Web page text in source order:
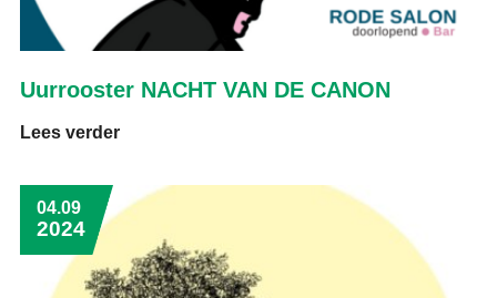
Uurrooster NACHT VAN DE CANON
Lees verder
04.09
2024